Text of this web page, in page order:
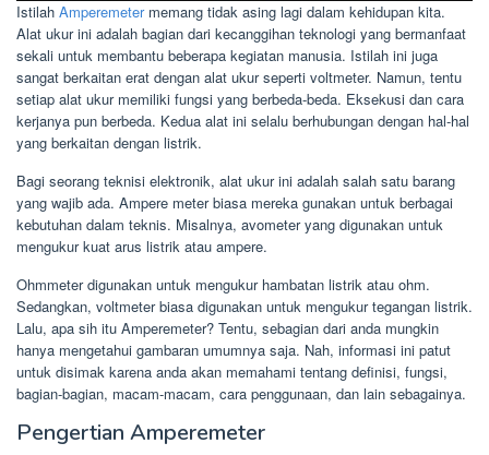
Istilah Amperemetermemang tidak asing lagi dalam kehidupan kita.
Alat ukur ini adalah bagian dari kecanggihan teknologi yang bermanfaat
sekali untuk membantu beberapa kegiatan manusia. Istilah ini juga
sangat berkaitan erat dengan alat ukur seperti voltmeter. Namun, tentu
setiap alat ukur memiliki fungsi yang berbeda-beda. Eksekusi dan cara
kerjanya pun berbeda. Kedua alat ini selalu berhubungan dengan hal-hal
yang berkaitan dengan listrik.
Bagi seorang teknisi elektronik, alat ukur ini adalah salah satu barang
yang wajib ada. Ampere meter biasa mereka gunakan untuk berbagai
kebutuhan dalam teknis. Misalnya, avometer yang digunakan untuk
mengukur kuat arus listrik atau ampere.
Ohmmeter digunakan untuk mengukur hambatan listrik atau ohm.
Sedangkan, voltmeter biasa digunakan untuk mengukur tegangan listrik.
Lalu, apa sih itu Amperemeter? Tentu, sebagian dari anda mungkin
hanya mengetahui gambaran umumnya saja. Nah, informasi ini patut
untuk disimak karena anda akan memahami tentang definisi, fungsi,
bagian-bagian, macam-macam, cara penggunaan, dan lain sebagainya.
Pengertian Amperemeter